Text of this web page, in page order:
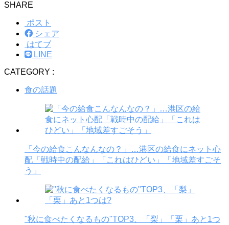
SHARE
ポスト
シェア
はてブ
LINE
CATEGORY :
食の話題
「今の給食こんなんなの？」…港区の給食にネット心
配「戦時中の配給」「これはひどい」「地域差すごそ
う」
"秋に食べたくなるもの"TOP3、「梨」「栗」あと1つ